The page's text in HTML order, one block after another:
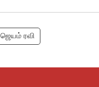
ஜெயம் ரவி